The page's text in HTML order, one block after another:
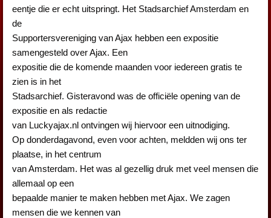
eentje die er echt uitspringt. Het Stadsarchief Amsterdam en
de
Supportersvereniging van Ajax hebben een expositie
samengesteld over Ajax. Een
expositie die de komende maanden voor iedereen gratis te
zien is in het
Stadsarchief. Gisteravond was de officiële opening van de
expositie en als redactie
van Luckyajax.nl ontvingen wij hiervoor een uitnodiging.
Op donderdagavond, even voor achten, meldden wij ons ter
plaatse, in het centrum
van Amsterdam. Het was al gezellig druk met veel mensen die
allemaal op een
bepaalde manier te maken hebben met Ajax. We zagen
mensen die we kennen van